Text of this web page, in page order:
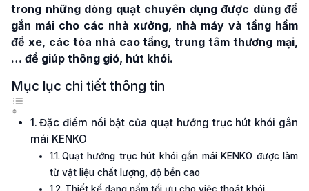
trong những dòng quạt chuyên dụng được dùng để
gắn mái cho các nhà xưởng, nhà máy và tầng hầm
để xe, các tòa nhà cao tầng, trung tâm thương mại,
… để giúp thông gió, hút khói.
Mục lục chi tiết thông tin
Đặc điểm nổi bật của quạt hướng trục hút khói gắn
mái KENKO
Quạt hướng trục hút khói gắn mái KENKO được làm
từ vật liệu chất lượng, độ bền cao